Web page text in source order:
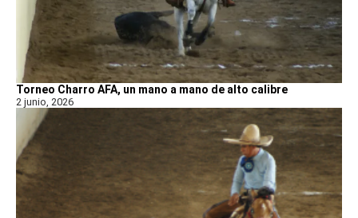
Torneo Charro AFA, un mano a mano de alto calibre
2 junio, 2026